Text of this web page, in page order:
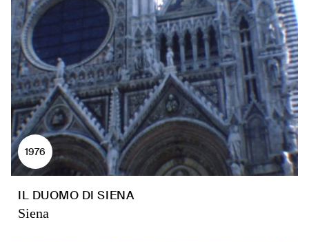
1976
IL DUOMO DI SIENA
Siena